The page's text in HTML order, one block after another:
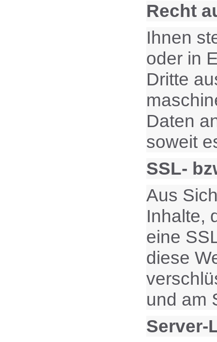
Recht
Ihnen
oder in
Dritte
Daten
soweit
SSL-
Aus
Inhalte,
eine
diese
und am
Server-